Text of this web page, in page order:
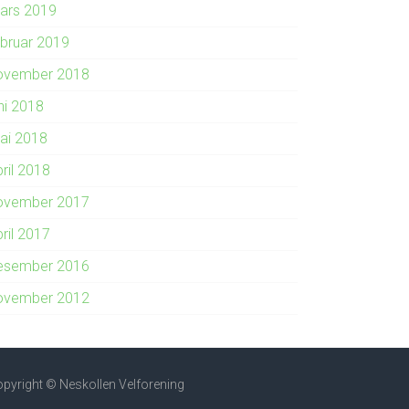
2019
2019
2018
2018
2018
2018
2017
2017
2016
2012
© Neskollen Velforening